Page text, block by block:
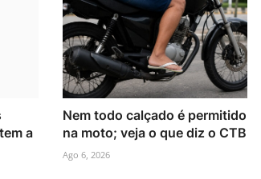
a
Nem todo calçado é permitido
na moto; veja o que diz o CTB
Ago 6, 2026